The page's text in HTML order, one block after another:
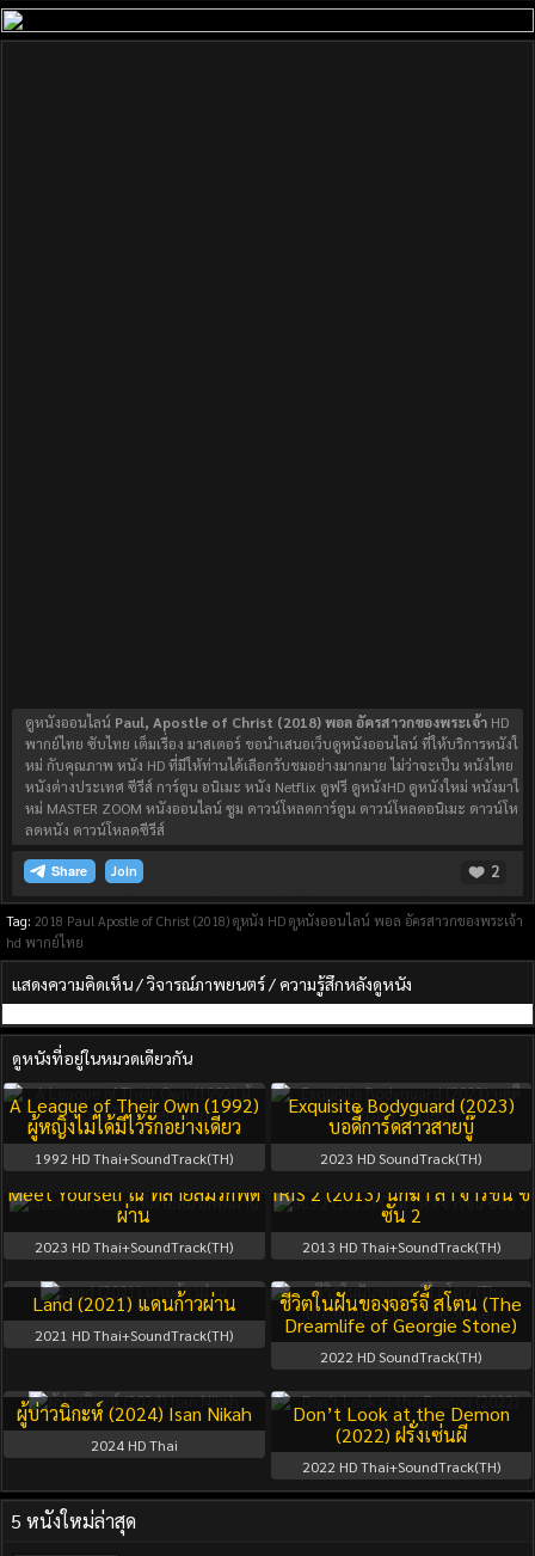
ดูหนังออนไลน์ Paul, Apostle of Christ (2018) พอล อัครสาวกของพระเจ้า HD
พากย์ไทย ซับไทย เต็มเรื่อง มาสเตอร์ ขอนำเสนอเว็บดูหนังออนไลน์ ที่ให้บริการหนังใ
หม่ กับคุณภาพ หนัง HD ที่มีให้ท่านได้เลือกรับชมอย่างมากมาย ไม่ว่าจะเป็น หนังไทย
หนังต่างประเทศ ซีรีส์ การ์ตูน อนิเมะ หนัง Netflix ดูฟรี ดูหนังHD ดูหนังใหม่ หนังมาใ
หม่ MASTER ZOOM หนังออนไลน์ ซูม ดาวน์โหลดการ์ตูน ดาวน์โหลดอนิเมะ ดาวน์โห
ลดหนัง ดาวน์โหลดซีรีส์
Join 2
Tag: 2018 Paul Apostle of Christ (2018) ดูหนัง HD ดูหนังออนไลน์ พอล อัครสาวกของพระเจ้า
hd พากย์ไทย
แสดงความคิดเห็น / วิจารณ์ภาพยนตร์ / ความรู้สึกหลังดูหนัง
ดูหนังที่อยู่ในหมวดเดียวกัน
A League of Their Own (1992)
ผู้หญิงไม่ได้มีไว้รักอย่างเดียว
1992 HD Thai+SoundTrack(TH)
Exquisite Bodyguard (2023)
บอดี้การ์ดสาวสายบู๊
2023 HD SoundTrack(TH)
Season 1
Meet Yourself ณ ที่สายลมรักพัด
ผ่าน
2023 HD Thai+SoundTrack(TH)
Season 2
IRIS 2 (2013) นักฆ่า ล่า จารชน ซี
ซัน 2
2013 HD Thai+SoundTrack(TH)
Land (2021) แดนก้าวผ่าน
2021 HD Thai+SoundTrack(TH)
ชีวิตในฝันของจอร์จี้ สโตน (The
Dreamlife of Georgie Stone)
2022 HD SoundTrack(TH)
ผู้บ่าวนิกะห์ (2024) Isan Nikah
2024HD Thai
Don’t Look at the Demon
(2022) ฝรั่งเซ่นผี
2022 HD Thai+SoundTrack(TH)
5 หนังใหม่ล่าสุด